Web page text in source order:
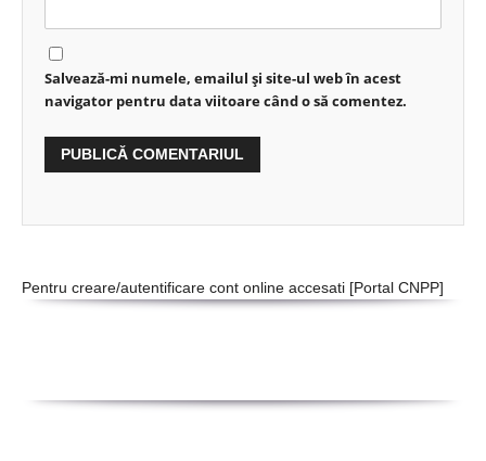
Salvează-mi numele, emailul și site-ul web în acest
navigator pentru data viitoare când o să comentez.
Pentru creare/autentificare cont online accesati [Portal CNPP]